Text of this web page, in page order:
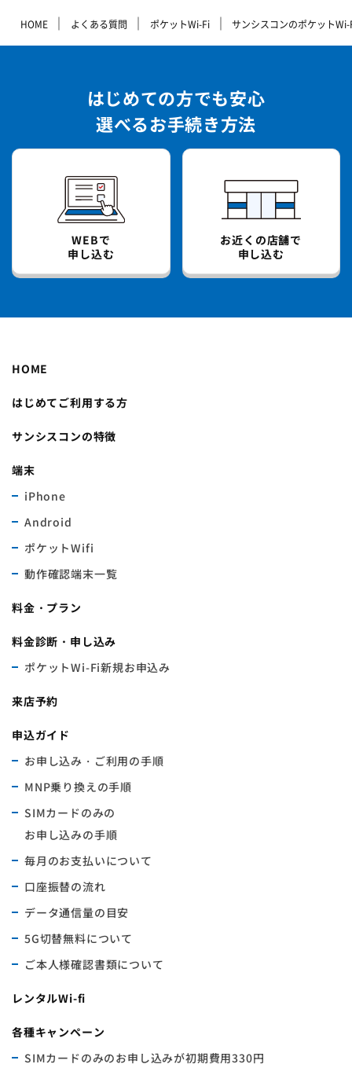
HOME ｜ よくある質問 ｜ ポケットWi-Fi ｜ サンシスコンのポケット
はじめての方でも安心
選べるお手続き方法
WEBで
申し込む
お近くの店舗で
申し込む
HOME
はじめてご利用する方
サンシスコンの特徴
端末
iPhone
Android
ポケットWifi
動作確認端末一覧
料金・プラン
料金診断・申し込み
ポケットWi-Fi新規お申込み
来店予約
申込ガイド
お申し込み・ご利用の手順
MNP乗り換えの手順
SIMカードのみの
お申し込みの手順
毎月のお支払いについて
口座振替の流れ
データ通信量の目安
5G切替無料について
ご本人様確認書類について
レンタルWi-fi
各種キャンペーン
SIMカードのみのお申し込みが初期費用330円